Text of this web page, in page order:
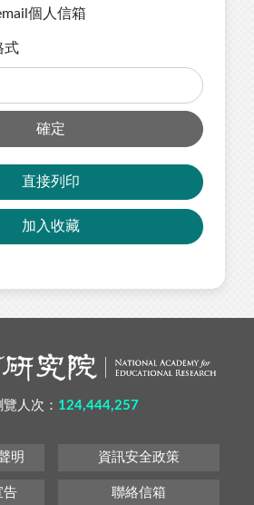
個人信箱
式
確定
直接列印
加入收藏
人次： 124,444,257
明 資訊安全政策
告 聯絡信箱